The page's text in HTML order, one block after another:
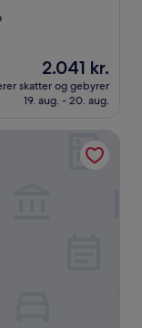
Prisen
er
2.041 kr.
2.041 kr.
skatter og gebyrer
19. aug. - 20. aug.